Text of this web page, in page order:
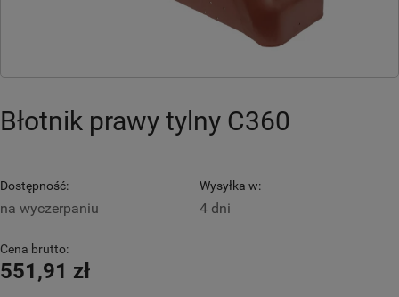
Błotnik prawy tylny C360
Dostępność:
na wyczerpaniu
Wysyłka w:
4 dni
Cena brutto:
551,91 zł